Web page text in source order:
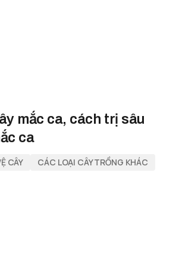
mắc ca, cách trị sâu
ca
CÂY CÁC LOẠI CÂY TRỒNG KHÁC